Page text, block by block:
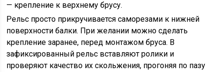
— крепление к верхнему брусу.
Рельс просто прикручивается саморезами к нижней
поверхности балки. При желании можно сделать
крепление заранее, перед монтажом бруса. В
зафиксированный рельс вставляют ролики и
проверяют качество их скольжения, прогоняя по пазу